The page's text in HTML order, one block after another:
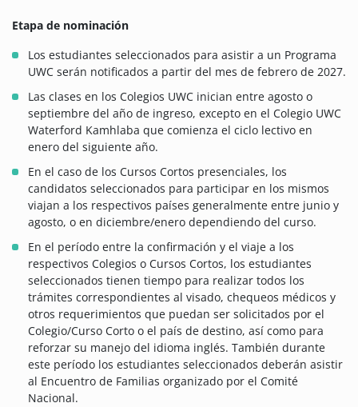
Etapa de nominación
Los estudiantes seleccionados para asistir a un Programa
UWC serán notificados a partir del mes de febrero de 2027.
Las clases en los Colegios UWC inician entre agosto o
septiembre del año de ingreso, excepto en el Colegio UWC
Waterford Kamhlaba que comienza el ciclo lectivo en
enero del siguiente año.
En el caso de los Cursos Cortos presenciales, los
candidatos seleccionados para participar en los mismos
viajan a los respectivos países generalmente entre junio y
agosto, o en diciembre/enero dependiendo del curso.
En el período entre la confirmación y el viaje a los
respectivos Colegios o Cursos Cortos, los estudiantes
seleccionados tienen tiempo para realizar todos los
trámites correspondientes al visado, chequeos médicos y
otros requerimientos que puedan ser solicitados por el
Colegio/Curso Corto o el país de destino, así como para
reforzar su manejo del idioma inglés. También durante
este período los estudiantes seleccionados deberán asistir
al Encuentro de Familias organizado por el Comité
Nacional.